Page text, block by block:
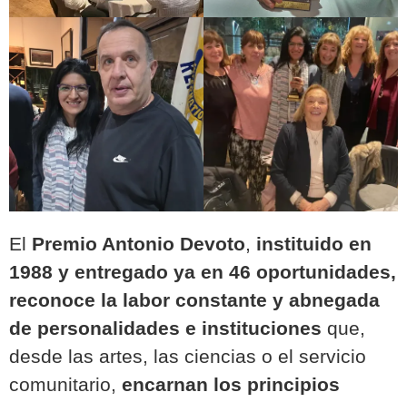
El Premio Antonio Devoto, instituido en
1988 y entregado ya en 46 oportunidades,
reconoce la labor constante y abnegada
de personalidades e instituciones que,
desde las artes, las ciencias o el servicio
comunitario, encarnan los principios